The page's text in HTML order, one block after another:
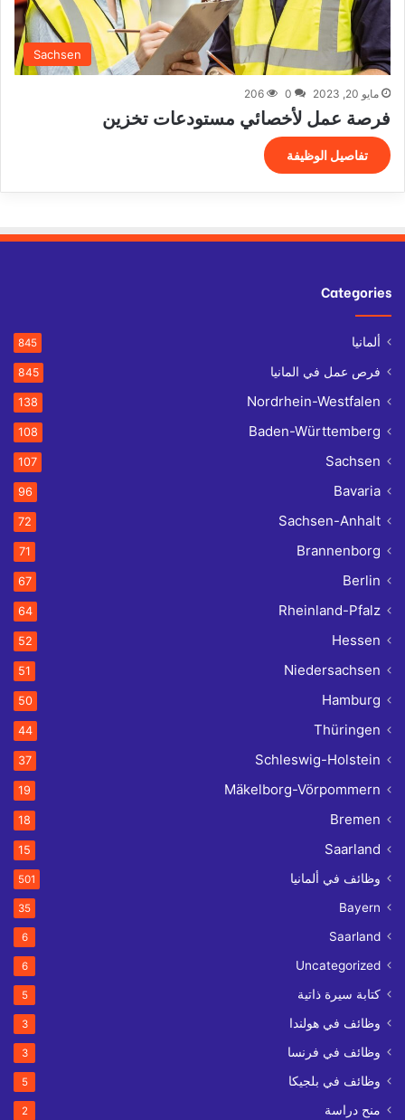
Sachsen
مايو 20, 2023 0
206
فرصة عمل لأخصائي مستودعات تخزين
تفاصيل الوظيفة
Categories
ألمانيا 845
فرص عمل في المانيا 845
Nordrhein-Westfalen
138
Baden-Württemberg
108
Sachsen
107
Bavaria
96
Sachsen-Anhalt
72
Brannenborg
71
Berlin
67
Rheinland-Pfalz
64
Hessen
52
Niedersachsen
51
Hamburg
50
Thüringen
44
Schleswig-Holstein
37
Mäkelborg-Vörpommern
19
Bremen
18
Saarland
15
وظائف في ألمانيا 501
Bayern
35
Saarland
6
Uncategorized
6
كتابة سيرة ذاتية 5
وظائف في هولندا 3
وظائف في فرنسا 3
وظائف في بلجيكا 5
منح دراسة 2